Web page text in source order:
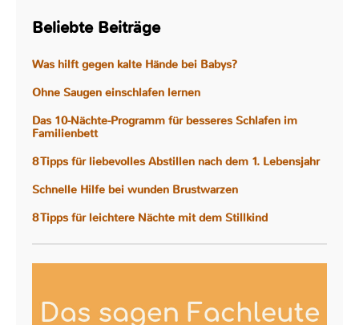
Beliebte Beiträge
Was hilft gegen kalte Hände bei Babys?
Ohne Saugen einschlafen lernen
Das 10-Nächte-Programm für besseres Schlafen im
Familienbett
8 Tipps für liebevolles Abstillen nach dem 1. Lebensjahr
Schnelle Hilfe bei wunden Brustwarzen
8 Tipps für leichtere Nächte mit dem Stillkind